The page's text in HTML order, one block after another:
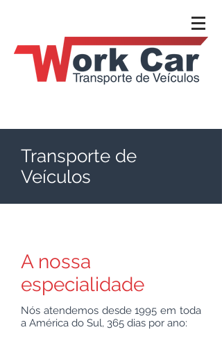
Transporte de
Veículos
A nossa
especialidade
Nós atendemos desde 1995 em toda
a América do Sul, 365 dias por ano: